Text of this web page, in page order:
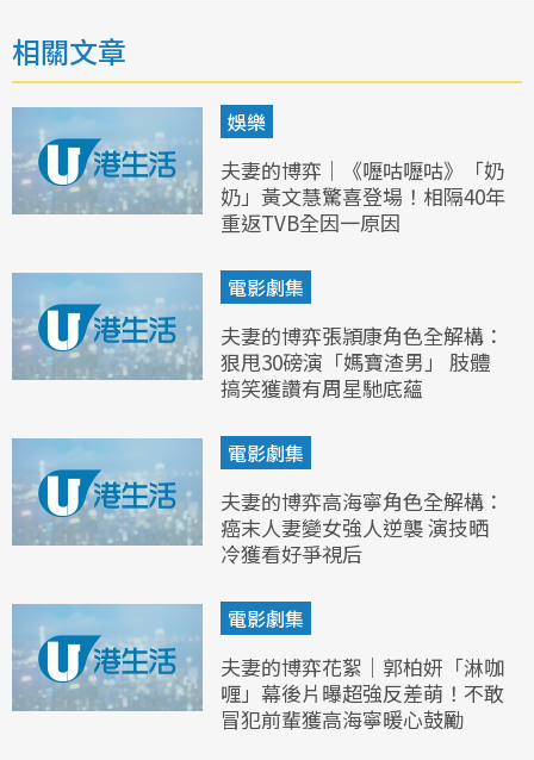
相關文章
娛樂
夫妻的博弈｜《嚦咕嚦咕》「奶
奶」黃文慧驚喜登場！相隔40年
重返TVB全因一原因
電影劇集
夫妻的博弈張頴康角色全解構：
狠甩30磅演「媽寶渣男」 肢體
搞笑獲讚有周星馳底蘊
電影劇集
夫妻的博弈高海寧角色全解構：
癌末人妻變女強人逆襲 演技晒
冷獲看好爭視后
電影劇集
夫妻的博弈花絮｜郭柏妍「淋咖
喱」幕後片曝超強反差萌！不敢
冒犯前輩獲高海寧暖心鼓勵